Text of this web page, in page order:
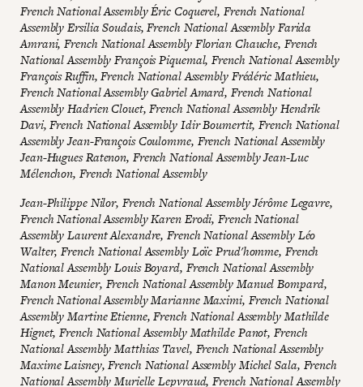
French National Assembly Éric Coquerel, French National
Assembly Ersilia Soudais, French National Assembly Farida
Amrani, French National Assembly Florian Chauche, French
National Assembly François Piquemal, French National Assembly
François Ruffin, French National Assembly Frédéric Mathieu,
French National Assembly Gabriel Amard, French National
Assembly Hadrien Clouet, French National Assembly Hendrik
Davi, French National Assembly Idir Boumertit, French National
Assembly Jean-François Coulomme, French National Assembly
Jean-Hugues Ratenon, French National Assembly Jean-Luc
Mélenchon, French National Assembly
Jean-Philippe Nilor, French National Assembly Jérôme Legavre,
French National Assembly Karen Erodi, French National
Assembly Laurent Alexandre, French National Assembly Léo
Walter, French National Assembly Loïc Prud'homme, French
National Assembly Louis Boyard, French National Assembly
Manon Meunier, French National Assembly Manuel Bompard,
French National Assembly Marianne Maximi, French National
Assembly Martine Etienne, French National Assembly Mathilde
Hignet, French National Assembly Mathilde Panot, French
National Assembly Matthias Tavel, French National Assembly
Maxime Laisney, French National Assembly Michel Sala, French
National Assembly Murielle Lepvraud, French National Assembly